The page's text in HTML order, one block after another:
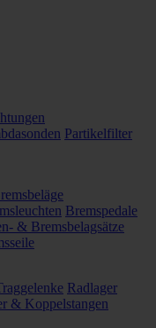
Partikelfilter
Bremspedale
& Bremsbelagsätze
Radlager
& Koppelstangen